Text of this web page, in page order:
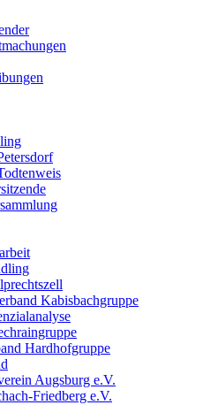
Kabisbachgruppe
Hardhofgruppe
Augsburg e.V.
Friedberg e.V.